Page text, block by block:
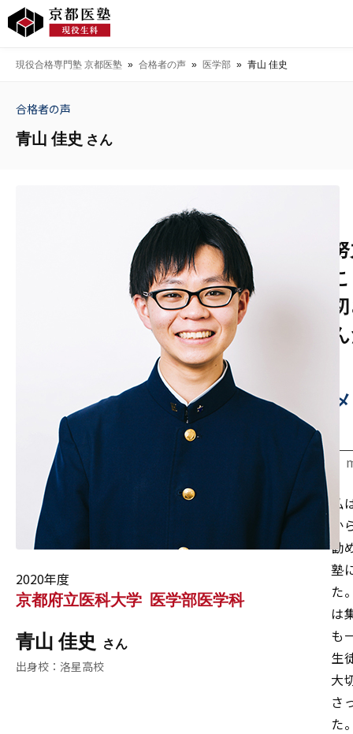
現役合格専門塾 京都医塾 » 合格者の声 » 医学部 » 青山 佳史
合格者の声
青山 佳史 さん
2020年度
京都府立医科大学 医学部医学科
青山 佳史
洛星高校
勧
塾
た
は
も
生
大
さ
た